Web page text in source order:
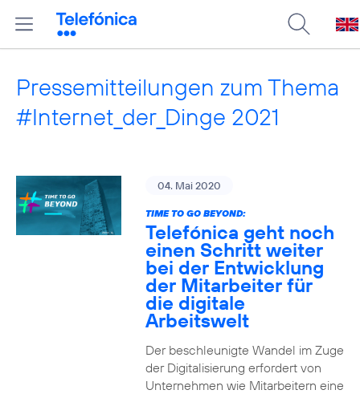
Pressemitteilungen zum Thema
#Internet_der_Dinge 2021
04. Mai 2020
TIME TO GO BEYOND:
Telefónica geht noch
einen Schritt weiter
bei der Entwicklung
der Mitarbeiter für
die digitale
Arbeitswelt
Der beschleunigte Wandel im Zuge
der Digitalisierung erfordert von
Unternehmen wie Mitarbeitern eine